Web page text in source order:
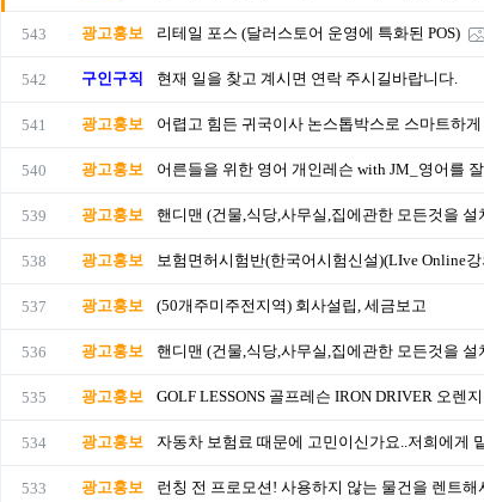
543 광고홍보 리테일 포스 (달러스토어 운영에 특화된 POS)
542 구인구직 현재 일을 찾고 계시면 연락 주시길바랍니다.
541 광고홍보 어렵고 힘든 귀국이사 논스톱박스로 스마트하게
540 광고홍보 어른들을 위한 영어 개인레슨 with JM_영어를
539 광고홍보 핸디맨 (건물,식당,사무실,집에관한 모든것을 설
538 광고홍보 보험면허시험반(한국어시험신설)(LIve Online
537 광고홍보 (50개주미주전지역) 회사설립, 세금보고
536 광고홍보 핸디맨 (건물,식당,사무실,집에관한 모든것을 설
535 광고홍보 GOLF LESSONS 골프레슨 IRON DRIVER 오렌
534 광고홍보 자동차 보험료 때문에 고민이신가요..저희에게
533 광고홍보 런칭 전 프로모션! 사용하지 않는 물건을 렌트